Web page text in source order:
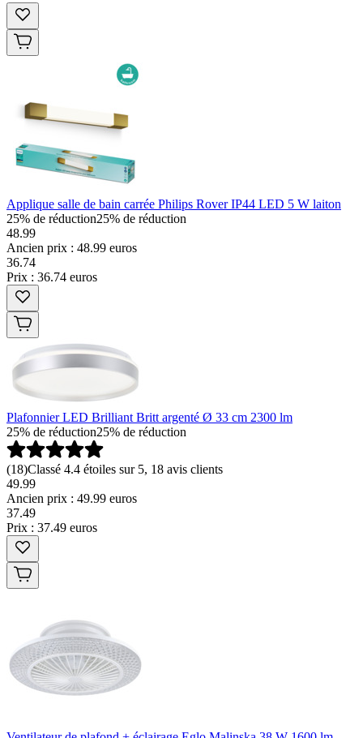
Applique salle de bain carrée Philips Rover IP44 LED 5 W laiton
25% de réduction25% de réduction
48.99
Ancien prix : 48.99 euros
36.74
Prix : 36.74 euros
Plafonnier LED Brilliant Britt argenté Ø 33 cm 2300 lm
25% de réduction25% de réduction
(18)Classé 4.4 étoiles sur 5, 18 avis clients
49.99
Ancien prix : 49.99 euros
37.49
Prix : 37.49 euros